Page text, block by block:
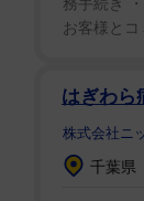
務手続き
お客様と
はぎわら
株式会社ニ
千葉県